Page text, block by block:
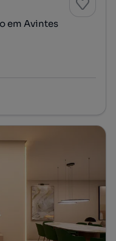
em Avintes